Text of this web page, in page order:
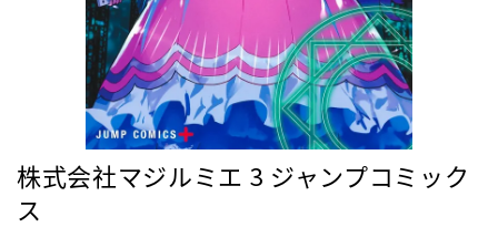
株式会社マジルミエ 3 ジャンプコミック
ス